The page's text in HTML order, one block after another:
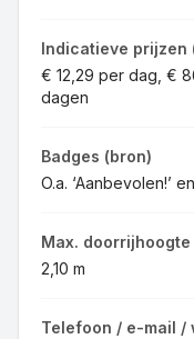
Indicatieve prijzen
€ 12,29 per dag, €
dagen
Badges (bron)
O.a. ‘Aanbevolen!’
Max.
2,10 m
Telefoon / e-mail /